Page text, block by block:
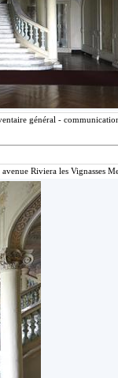
général -
Riviera les Vignasses